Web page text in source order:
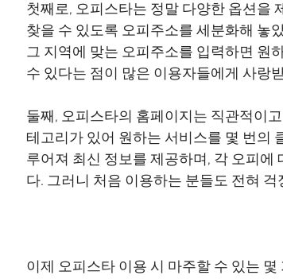
첫째로, 오피스타는 정말 다양한 옵션을
찾을 수 있도록 오피주소를 세분화해 놓
그 지역에 맞는 오피주소를 입력하면 원
둘째, 오피스타의 홈페이지는 직관적이
테고리가 있어 원하는 서비스를 몇 번의
루어져 최신 정보를 제공하며, 각 오피에
이제 오피스타 이용 시 마주할 수 있는